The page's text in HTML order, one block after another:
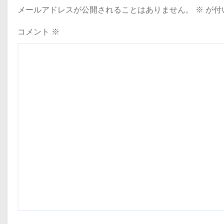
シ
ョ
メールアドレスが公開されることはありません。 ※ が付
コメント ※